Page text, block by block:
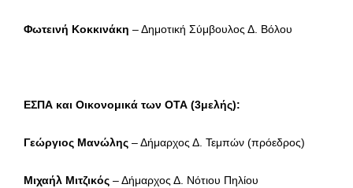
Φωτεινή Κοκκινάκη – Δημοτική Σύμβουλος Δ. Βόλου
ΕΣΠΑ και Οικονομικά των ΟΤΑ (3μελής):
Γεώργιος Μανώλης – Δήμαρχος Δ. Τεμπών (πρόεδρος)
Μιχαήλ Μιτζικός – Δήμαρχος Δ. Νότιου Πηλίου